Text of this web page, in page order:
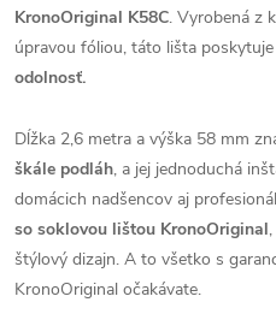
KronoOriginal K58C. Vyrobená z
úpravou fóliou, táto lišta
odolnosť.
Dĺžka 2,6 metra a výška 58 mm
škále podláh, a jej jednoduchá
domácich nadšencov aj
so soklovou lištou KronoOriginal
štýlový dizajn. A to všetko s
KronoOriginal očakávate.